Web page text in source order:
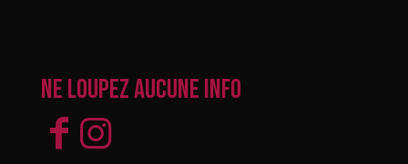
Ne loupez aucune info